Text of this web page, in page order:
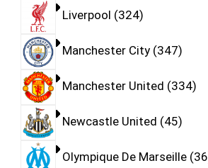
Liverpool 324
Manchester City 347
Manchester United 334
Newcastle United 45
Olympique De Marseille 36